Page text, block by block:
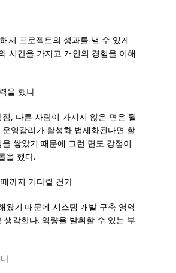
서 프로젝트의 성과를 낼 수 있게
시간을 가지고 개인의 경험을 이해
을 했나
, 다른 사람이 가지지 않은 면은 뭘
영감리가 활성화 법제화된다면 할
쌓았기 때문에 그런 면도 강점이
을 했다.
까지 기다릴 건가
왔기 때문에 시스템 개발 구축 영역
각한다. 역량을 발휘할 수 있는 부